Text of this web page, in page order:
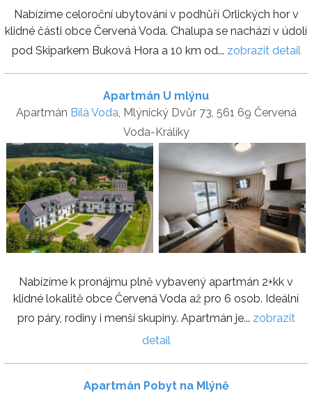
Nabízíme celoroční ubytování v podhůří Orlických hor v
klidné části obce Červená Voda. Chalupa se nachází v údolí
pod Skiparkem Buková Hora a 10 km od... zobrazit detail
Apartmán U mlýnu
Apartmán Bílá Voda , Mlýnický Dvůr 73, 561 69 Červená
Voda-Králíky
Nabízíme k pronájmu plně vybavený apartmán 2+kk v
klidné lokalitě obce Červená Voda až pro 6 osob. Ideální
pro páry, rodiny i menší skupiny. Apartmán je... zobrazit
detail
Apartmán Pobyt na Mlýně